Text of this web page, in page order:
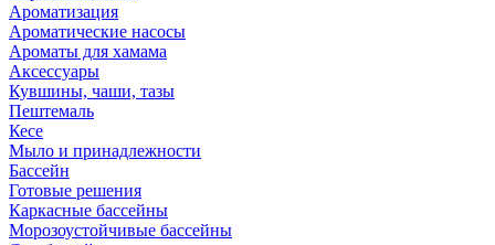
Ароматизация
Ароматические насосы
Ароматы для хамама
Аксессуары
Кувшины, чаши, тазы
Пештемаль
Кесе
Мыло и принадлежности
Бассейн
Готовые решения
Каркасные бассейны
Морозоустойчивые бассейны